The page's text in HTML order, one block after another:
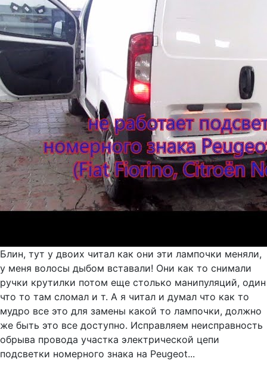
Блин, тут у двоих читал как они эти лампочки меняли,
у меня волосы дыбом вставали! Они как то снимали
ручки крутилки потом еще столько манипуляций, один
что то там сломал и т. А я читал и думал что как то
мудро все это для замены какой то лампочки, должно
же быть это все доступно. Исправляем неисправность
обрыва провода участка электрической цепи
подсветки номерного знака на Peugeot...